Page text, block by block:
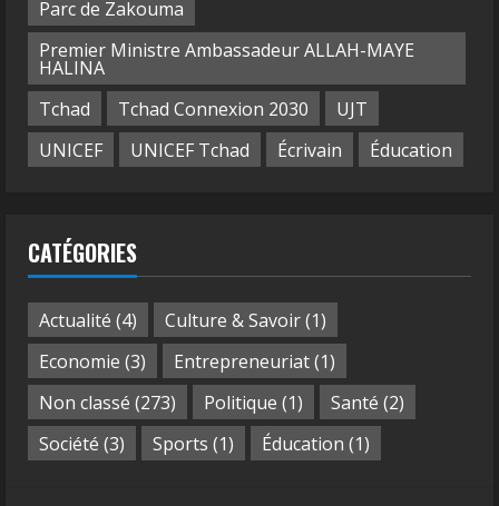
Parc de Zakouma
Premier Ministre Ambassadeur ALLAH-MAYE
HALINA
Tchad
Tchad Connexion 2030
UJT
UNICEF
UNICEF Tchad Écrivain Éducation
CATÉGORIES
Actualité (4) Culture & Savoir(1)
Economie (3) Entrepreneuriat(1)
Non classé (273) Politique (1) Santé (2)
Société (3) Sports (1) Éducation (1)